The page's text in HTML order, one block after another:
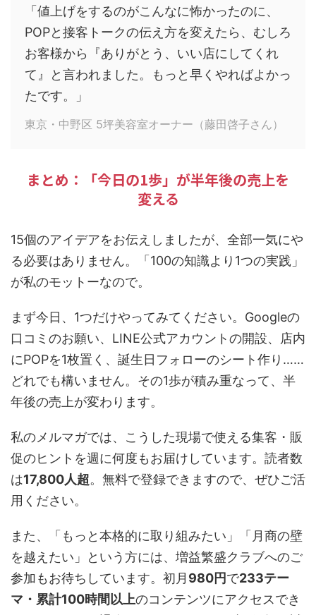
「値上げをするのがこんなに怖かったのに、
POPと接客トークの伝え方を変えたら、むしろ
お客様から『ありがとう、いい店にしてくれ
て』と言われました。もっと早くやればよかっ
たです。」
東京・中野区 5坪美容室オーナー（藤田啓子さん）
まとめ：「今日の1歩」が半年後の売上を
変える
15個のアイデアをお伝えしましたが、全部一気にや
る必要はありません。「100の知識より1つの実践」
が私のモットーなので。
まず今日、1つだけやってみてください。Googleの
口コミのお願い、LINE公式アカウントの開設、店内
にPOPを1枚置く、誕生日フォローのシート作り……
どれでも構いません。その1歩が積み重なって、半
年後の売上が変わります。
私のメルマガでは、こうした現場で使える集客・販
促のヒントを週に何度もお届けしています。読者数
は17,800人超。無料で登録できますので、ぜひご活
用ください。
また、「もっと本格的に取り組みたい」「月商の壁
を越えたい」という方には、増益繁盛クラブへのご
参加もお待ちしています。初月 980円で233テー
マ・累計100時間以上のコンテンツにアクセスでき